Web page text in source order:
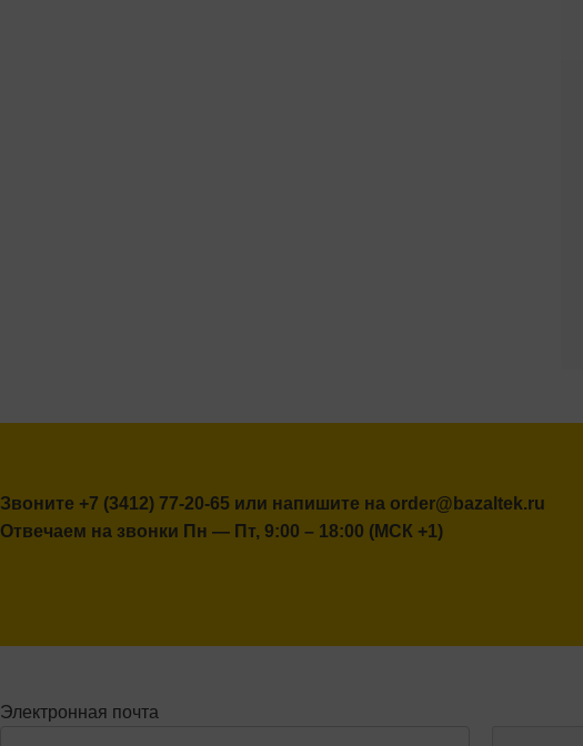
Звоните +7 (3412) 77-20-65 или напишите на order@bazaltek.ru
Отвечаем на звонки Пн — Пт, 9:00 – 18:00 (МСК +1)
Электронная почта